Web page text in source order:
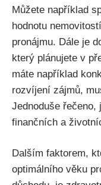
Můžete například
hodnotu
pronájmu. Dále je
který plánujete v
máte například
rozvíjení zájmů,
Jednoduše
finančních a
Dalším faktorem,
optimálního věku